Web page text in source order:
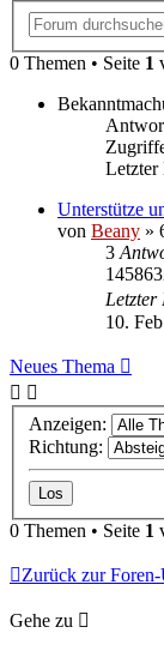
0 Themen • Seite 1
Letzter
Unterstütze
von Beany »
3
Letzter
10.
Neues Thema
Anzeigen:
Richtung:
0 Themen • Seite 1
Zurück zur
Gehe zu